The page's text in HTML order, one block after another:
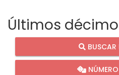
Últimos
BUSCAR